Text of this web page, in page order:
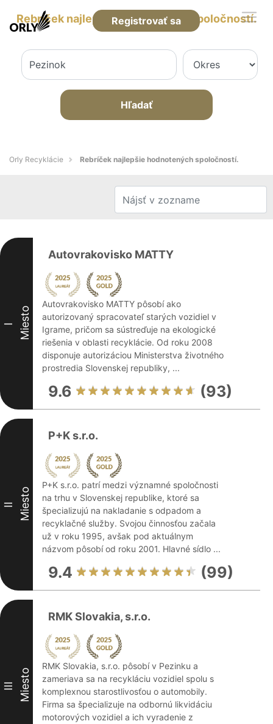
Registrovať sa
Rebríček najlepšie hodnotených spoločností.
Hľadať
Orly Recyklácie Rebríček najlepšie hodnotených spoločností.
I Miesto
Autovrakovisko MATTY
Autovrakovisko MATTY pôsobí ako
autorizovaný spracovateľ starých vozidiel v
Igrame, pričom sa sústreďuje na ekologické
riešenia v oblasti recyklácie. Od roku 2008
disponuje autorizáciou Ministerstva životného
prostredia Slovenskej republiky, ...
9.6 (93)
II Miesto
P+K s.r.o.
P+K s.r.o. patrí medzi významné spoločnosti
na trhu v Slovenskej republike, ktoré sa
špecializujú na nakladanie s odpadom a
recyklačné služby. Svojou činnosťou začala
už v roku 1995, avšak pod aktuálnym
názvom pôsobí od roku 2001. Hlavné sídlo ...
9.4 (99)
III Miesto
RMK Slovakia, s.r.o.
RMK Slovakia, s.r.o. pôsobí v Pezinku a
zameriava sa na recykláciu vozidiel spolu s
komplexnou starostlivosťou o automobily.
Firma sa špecializuje na odbornú likvidáciu
motorových vozidiel a ich vyradenie z